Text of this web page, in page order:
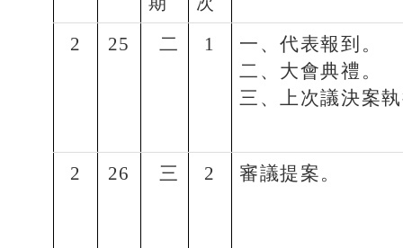
2 25 二 1
一、代表報到。
二、大會典禮。
三、上次議決案
2 26 三 2 審議提案。